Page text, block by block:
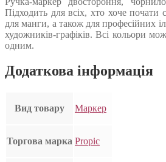
Підходить для всіх, хто хоче
для манги, а також для професійних
художників-графіків. Всі кольори
одним.
Додаткова інформація
Вид товару Маркер
Торгова марка Propic